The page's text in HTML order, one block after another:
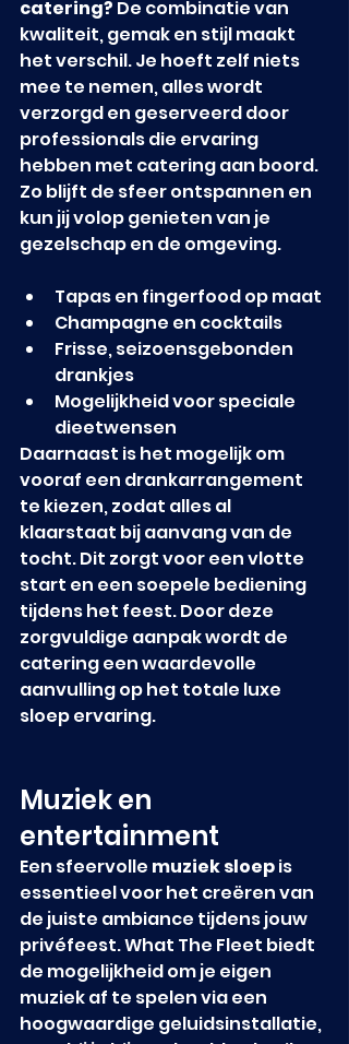
catering? De combinatie van
kwaliteit, gemak en stijl maakt
het verschil. Je hoeft zelf niets
mee te nemen, alles wordt
verzorgd en geserveerd door
professionals die ervaring
hebben met catering aan boord.
Zo blijft de sfeer ontspannen en
kun jij volop genieten van je
gezelschap en de omgeving.
Tapas en fingerfood op maat
Champagne en cocktails
Frisse, seizoensgebonden
drankjes
Mogelijkheid voor speciale
dieetwensen
Daarnaast is het mogelijk om
vooraf een drankarrangement
te kiezen, zodat alles al
klaarstaat bij aanvang van de
tocht. Dit zorgt voor een vlotte
start en een soepele bediening
tijdens het feest. Door deze
zorgvuldige aanpak wordt de
catering een waardevolle
aanvulling op het totale luxe
sloep ervaring.
Muziek en
entertainment
Een sfeervolle muziek sloep is
essentieel voor het creëren van
de juiste ambiance tijdens jouw
privéfeest. What The Fleet biedt
de mogelijkheid om je eigen
muziek af te spelen via een
hoogwaardige geluidsinstallatie,